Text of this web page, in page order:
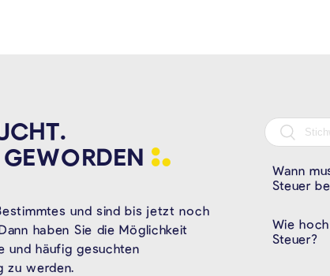
GEWORDEN
und sind bis jetzt noch
haben Sie die Möglichkeit
und häufig gesuchten
zu werden.
Wann
Steuer
Wie
Steuer?